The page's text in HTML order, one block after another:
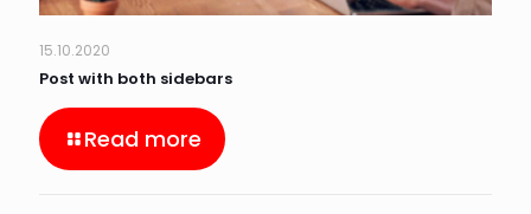
15.10.2020
Post with both sidebars
Read more